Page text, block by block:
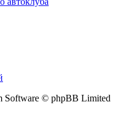
Software © phpBB Limited